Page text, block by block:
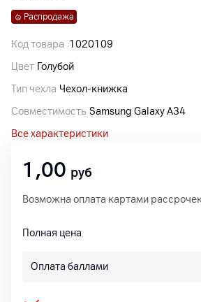
Распродажа
Код товара 1020109
Цвет Голубой
Тип чехла Чехол-книжка
Совместимость Samsung Galaxy A34
Все характеристики
1,00 руб
Возможна оплата картами
Полная цена
Оплата баллами